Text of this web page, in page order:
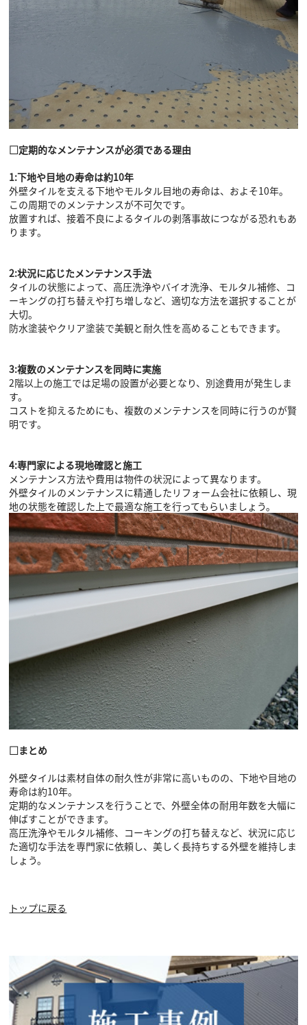
□定期的なメンテナンスが必須である理由
1:下地や目地の寿命は約10年
外壁タイルを支える下地やモルタル目地の寿命は、およそ10年。
この周期でのメンテナンスが不可欠です。
放置すれば、接着不良によるタイルの剥落事故につながる恐れもあ
ります。
2:状況に応じたメンテナンス手法
タイルの状態によって、高圧洗浄やバイオ洗浄、モルタル補修、コ
ーキングの打ち替えや打ち増しなど、適切な方法を選択することが
大切。
防水塗装やクリア塗装で美観と耐久性を高めることもできます。
3:複数のメンテナンスを同時に実施
2階以上の施工では足場の設置が必要となり、別途費用が発生しま
す。
コストを抑えるためにも、複数のメンテナンスを同時に行うのが賢
明です。
4:専門家による現地確認と施工
メンテナンス方法や費用は物件の状況によって異なります。
外壁タイルのメンテナンスに精通したリフォーム会社に依頼し、現
地の状態を確認した上で最適な施工を行ってもらいましょう。
□まとめ
外壁タイルは素材自体の耐久性が非常に高いものの、下地や目地の
寿命は約10年。
定期的なメンテナンスを行うことで、外壁全体の耐用年数を大幅に
伸ばすことができます。
高圧洗浄やモルタル補修、コーキングの打ち替えなど、状況に応じ
た適切な手法を専門家に依頼し、美しく長持ちする外壁を維持しま
しょう。
トップに戻る